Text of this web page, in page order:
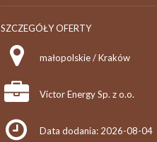
SZCZEGÓŁY OFERTY
małopolskie / Kraków
Victor Energy Sp. z o.o.
Data dodania: 2026-08-04